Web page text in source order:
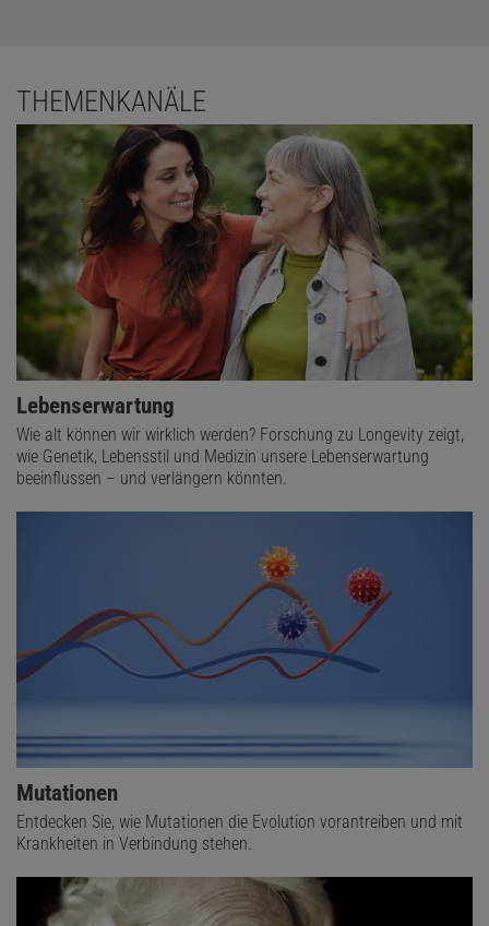
THEMENKANÄLE
Lebenserwartung
Wie alt können wir wirklich werden? Forschung zu Longevity zeigt,
wie Genetik, Lebensstil und Medizin unsere Lebenserwartung
beeinflussen – und verlängern könnten.
Mutationen
Entdecken Sie, wie Mutationen die Evolution vorantreiben und mit
Krankheiten in Verbindung stehen.